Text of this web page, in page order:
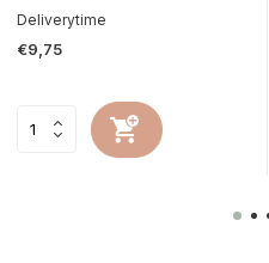
Deliverytime
€9,75